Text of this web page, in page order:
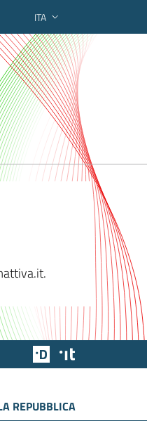
ITA
Team Digitale
REPUBBLICA